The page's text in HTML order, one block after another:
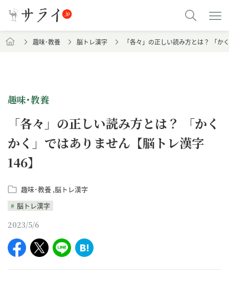
趣味･教養 脳トレ漢字 「各々」の正しい読み方とは？ 「
趣味･教養
「各々」の正しい読み方とは？ 「かく
かく」ではありません【脳トレ漢字
146】
趣味･教養 脳トレ漢字
脳トレ漢字
2023/5/6